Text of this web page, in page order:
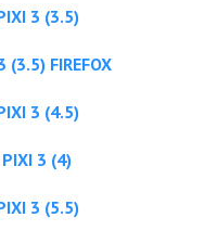
3 (3.5)
FIREFOX
3 (4.5)
3 (4)
3 (5.5)